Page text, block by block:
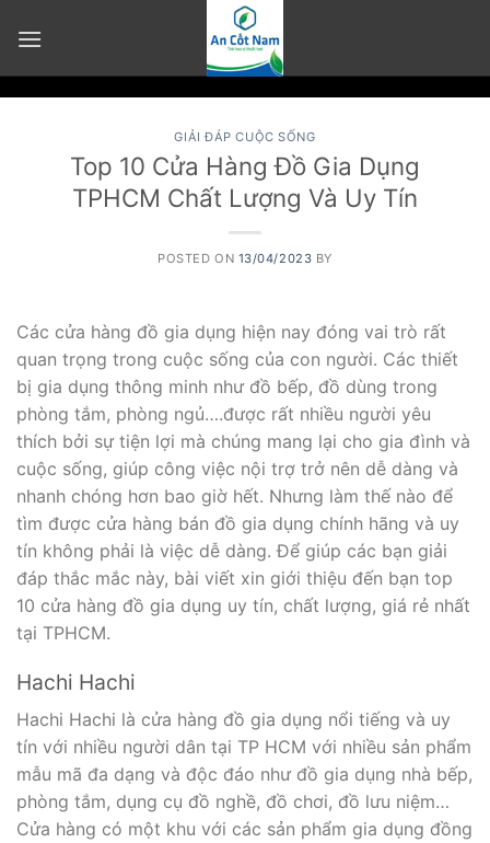
GIẢI ĐÁP CUỘC SỐNG
Top 10 Cửa Hàng Đồ Gia Dụng
TPHCM Chất Lượng Và Uy Tín
POSTED ON 13/04/2023 BY
Các cửa hàng đồ gia dụng hiện nay đóng vai trò rất
quan trọng trong cuộc sống của con người. Các thiết
bị gia dụng thông minh như đồ bếp, đồ dùng trong
phòng tắm, phòng ngủ….được rất nhiều người yêu
thích bởi sự tiện lợi mà chúng mang lại cho gia đình và
cuộc sống, giúp công việc nội trợ trở nên dễ dàng và
nhanh chóng hơn bao giờ hết. Nhưng làm thế nào để
tìm được cửa hàng bán đồ gia dụng chính hãng và uy
tín không phải là việc dễ dàng. Để giúp các bạn giải
đáp thắc mắc này, bài viết xin giới thiệu đến bạn top
10 cửa hàng đồ gia dụng uy tín, chất lượng, giá rẻ nhất
tại TPHCM.
Hachi Hachi
Hachi Hachi là cửa hàng đồ gia dụng nổi tiếng và uy
tín với nhiều người dân tại TP HCM với nhiều sản phẩm
mẫu mã đa dạng và độc đáo như đồ gia dụng nhà bếp,
phòng tắm, dụng cụ đồ nghề, đồ chơi, đồ lưu niệm…
Cửa hàng có một khu với các sản phẩm gia dụng đồng